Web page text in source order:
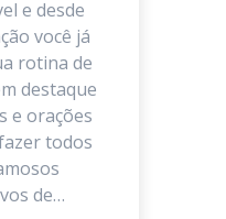
e desde
você já
rotina de
destaque
e orações
todos
de…